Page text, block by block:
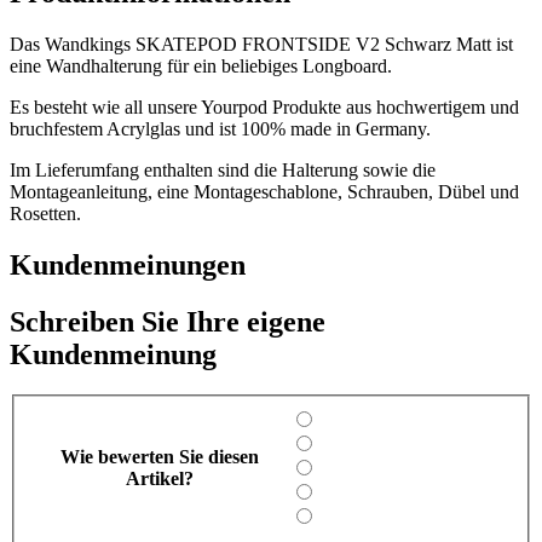
Das Wandkings SKATEPOD FRONTSIDE V2 Schwarz Matt ist
eine Wandhalterung für ein beliebiges Longboard.
Es besteht wie all unsere Yourpod Produkte aus hochwertigem und
bruchfestem Acrylglas und ist 100% made in Germany.
Im Lieferumfang enthalten sind die Halterung sowie die
Montageanleitung, eine Montageschablone, Schrauben, Dübel und
Rosetten.
Kundenmeinungen
Schreiben Sie Ihre eigene
Kundenmeinung
Wie bewerten Sie diesen
Artikel?